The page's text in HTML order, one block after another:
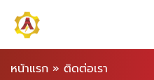
หน้าแรก » ติดต่อเรา